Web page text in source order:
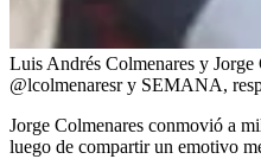
Luis Andrés Colmenares y Jorge
@lcolmenaresr y SEMANA,
Jorge Colmenares conmovió a
luego de compartir un emotivo